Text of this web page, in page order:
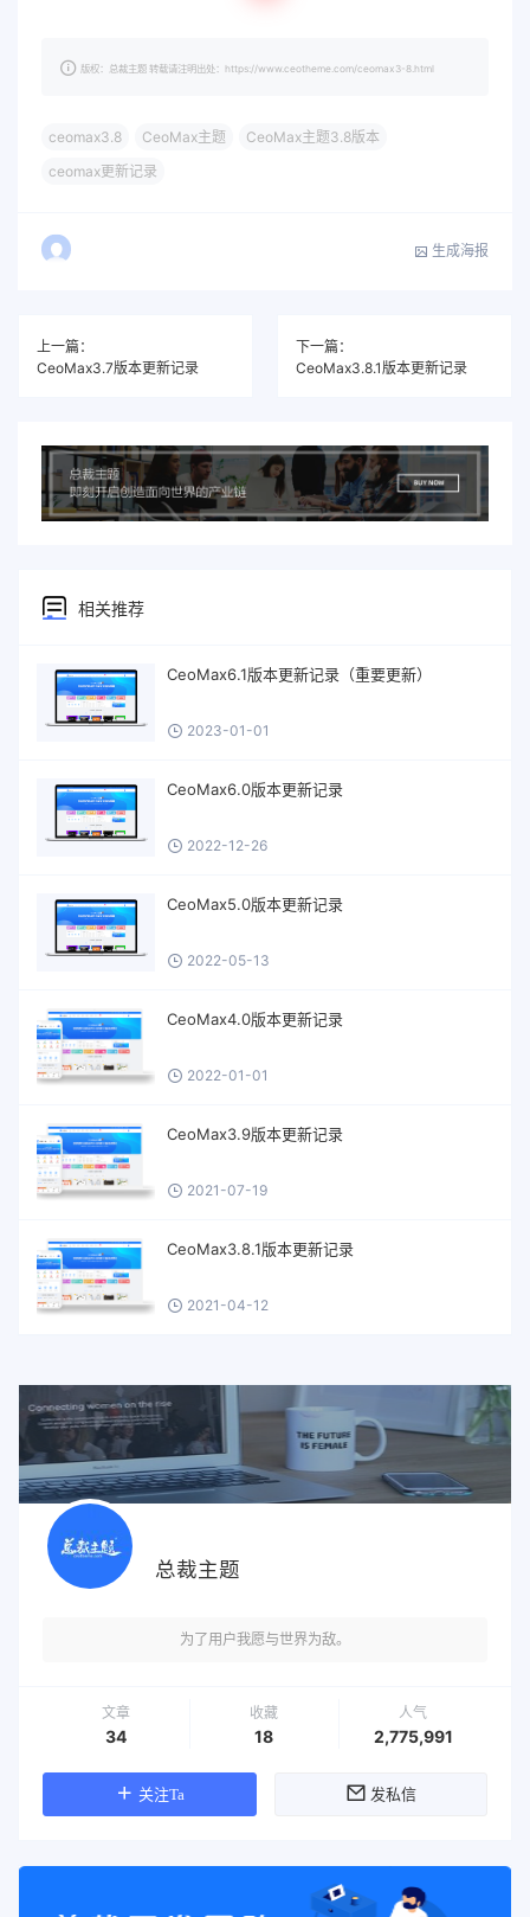
版权：总裁主题 转载请注明出处：https://www.ceotheme.com/ceomax3-8.html
ceomax3.8 CeoMax主题
CeoMax主题3.8版本
ceomax更新记录
生成海报
上一篇：
CeoMax3.7版本更新记录
下一篇：
CeoMax3.8.1版本更新记录
相关推荐
CeoMax6.1版本更新记录（重要更新）
2023-01-01
CeoMax6.0版本更新记录
2022-12-26
CeoMax5.0版本更新记录
2022-05-13
CeoMax4.0版本更新记录
2022-01-01
CeoMax3.9版本更新记录
2021-07-19
CeoMax3.8.1版本更新记录
2021-04-12
总裁主题
为了用户我愿与世界为敌。
文章
34
收藏
18
人气
2,775,991
关注Ta 发私信